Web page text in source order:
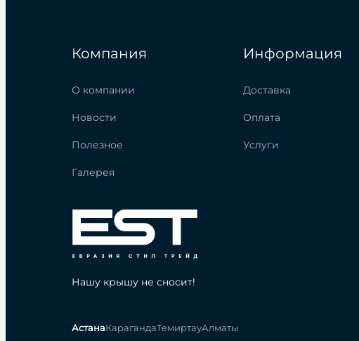
Компания
О компании
Новости
Полезное
Галерея
Информация
Доставка
Оплата
Услуги
Нашу крышу не сносит!
АстанаКарагандаТемиртауАлматы